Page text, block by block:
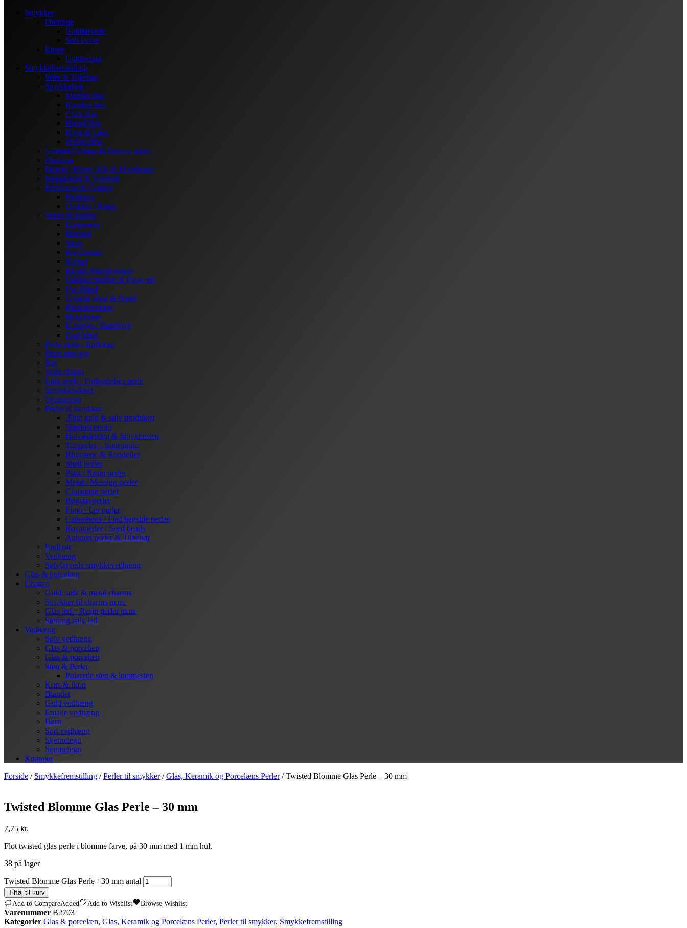
Smykker
Øreringe
Guldfarvede
Sølvfarvet
Ringe
Guldbelagt
Smykkefremstilling
Wire & Tilbehør
Smykkelåse
Magnet låse
Karabin låse
Click låse
Bidsel låse
Krog & Låse
Øvrige låse
Gummi O-ringe & Gummi snøre
Øreringe
Broche, Ringe, Hår & Mobilstrop
Indpakning & Værktøj
Perlestave & O-ringe
Perlestav
O-ringe / Ringe
Snøre & Kæder
Lædersnor
Bomuld
Satin
Knyttesnor
Kæder
Elastik Smykkesnøre
Faldskærmsline & Paracord
Flet Bånd
Gummi bånd & Snøre
Ruskindssnøre
Bola snøre
Kantsyet / Randsyet
Flad bånd
Perle skåle / Endekap
Perle med øje
Rør
Slide charm
Link perle / Forbindelses perle
Smykkepakker
Stjernetegn
Perler til smykker
Ægte guld & sølv produkter
Stardust perler
Halvædelsten & Smykkesten
Træperler – Suttesnore
Rhinstene & Rondeller
Shell perler
Plast / Resin perler
Metal / Messing perler
Cloisonne perler
Bogstavperler
Fimo / Ler perler
Cabochons / Flad bagside perler
Rocaiperler / Seed beads
Anboret perler & Tilbehør
Enderør
Vedhæng
Sølvfarvede smykkevedhæng
Glas & porcelæn
Charms
Guld, sølv & metal charms
Smykker til charms m.m.
Glas led – Resin perler m.m.
Sterling sølv led
Vedhæng
Sølv vedhæng
Glas & porcelæn
Glas & porcelæn
Sten & Perler
Polerede sten & lommesten
Kors & Ikon
Blandet
Guld vedhæng
Emalje vedhæng
Børn
Sort vedhæng
Stjernetegn
Stjernetegn
Knapper
Forside / Smykkefremstilling /Perler til smykker/Glas, Keramik og Porcelæns Perler/ Twisted Blomme Glas Perle – 30 mm
Twisted Blomme Glas Perle – 30 mm
7,75 kr.
Flot twisted glas perle i blomme farve, på 30 mm med 1 mm hul.
38 på lager
Twisted Blomme Glas Perle - 30 mm antal
Tilføj til kurv
Add to CompareAdded Add to Wishlist Browse Wishlist
Varenummer B2703
Kategorier Glas & porcelæn, Glas, Keramik og Porcelæns Perler, Perler til smykker, Smykkefremstilling